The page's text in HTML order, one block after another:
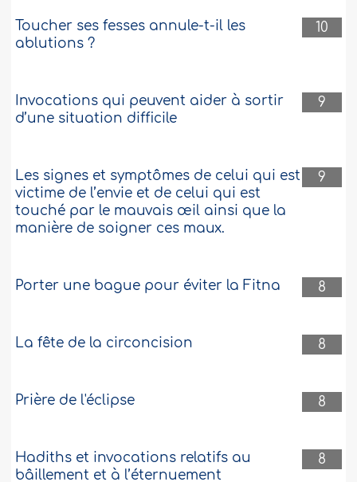
10
Toucher ses fesses annule-t-il les
ablutions ?
9
Invocations qui peuvent aider à sortir
d’une situation difficile
9
Les signes et symptômes de celui qui est
victime de l’envie et de celui qui est
touché par le mauvais œil ainsi que la
manière de soigner ces maux.
8
Porter une bague pour éviter la Fitna
8
La fête de la circoncision
8
Prière de l'éclipse
8
Hadiths et invocations relatifs au
bâillement et à l’éternuement